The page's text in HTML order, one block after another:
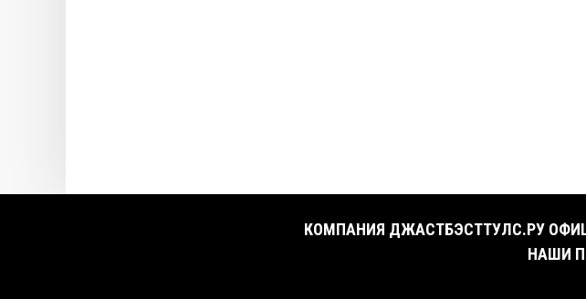
КОМПАНИЯ ДЖАСТБЭСТТУЛС.РУ
НАШИ